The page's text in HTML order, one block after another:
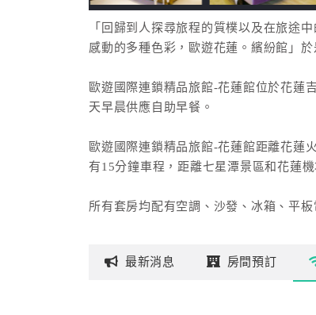
「回歸到人探尋旅程的質樸以及在旅途
感動的多種色彩，歐遊花蓮。繽紛館」於
歐遊國際連鎖精品旅館-花蓮館位於花蓮
天早晨供應自助早餐。
歐遊國際連鎖精品旅館-花蓮館距離花蓮
有15分鐘車程，距離七星潭景區和花蓮機
所有套房均配有空調、沙發、冰箱、平板
最新消息 房間預訂